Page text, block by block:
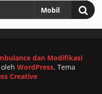
dan Modifikasi
WordPress. Tema
Creative